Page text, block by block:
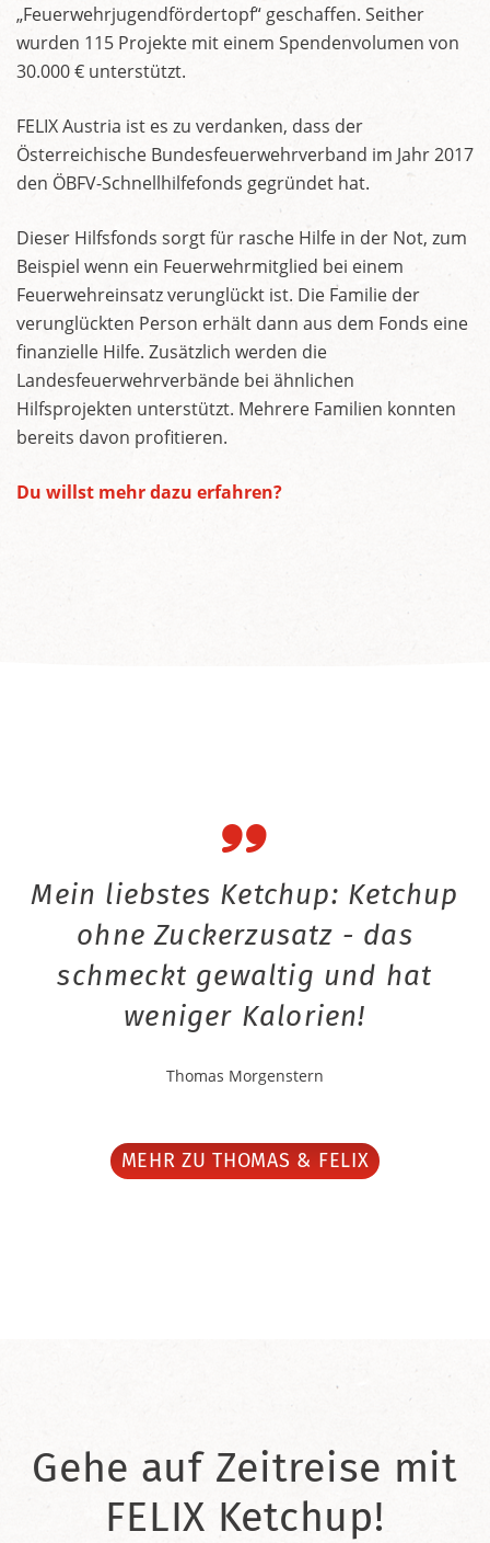
„Feuerwehrjugendfördertopf“ geschaffen. Seither
wurden 115 Projekte mit einem Spendenvolumen von
30.000 € unterstützt.
FELIX Austria ist es zu verdanken, dass der
Österreichische Bundesfeuerwehrverband im Jahr 2017
den ÖBFV-Schnellhilfefonds gegründet hat.
Dieser Hilfsfonds sorgt für rasche Hilfe in der Not, zum
Beispiel wenn ein Feuerwehrmitglied bei einem
Feuerwehreinsatz verunglückt ist. Die Familie der
verunglückten Person erhält dann aus dem Fonds eine
finanzielle Hilfe. Zusätzlich werden die
Landesfeuerwehrverbände bei ähnlichen
Hilfsprojekten unterstützt. Mehrere Familien konnten
bereits davon profitieren.
Du willst mehr dazu erfahren?
Mein liebstes Ketchup: Ketchup
ohne Zuckerzusatz - das
schmeckt gewaltig und hat
weniger Kalorien!
Thomas Morgenstern
MEHR ZU THOMAS & FELIX
Gehe auf Zeitreise mit
FELIX Ketchup!